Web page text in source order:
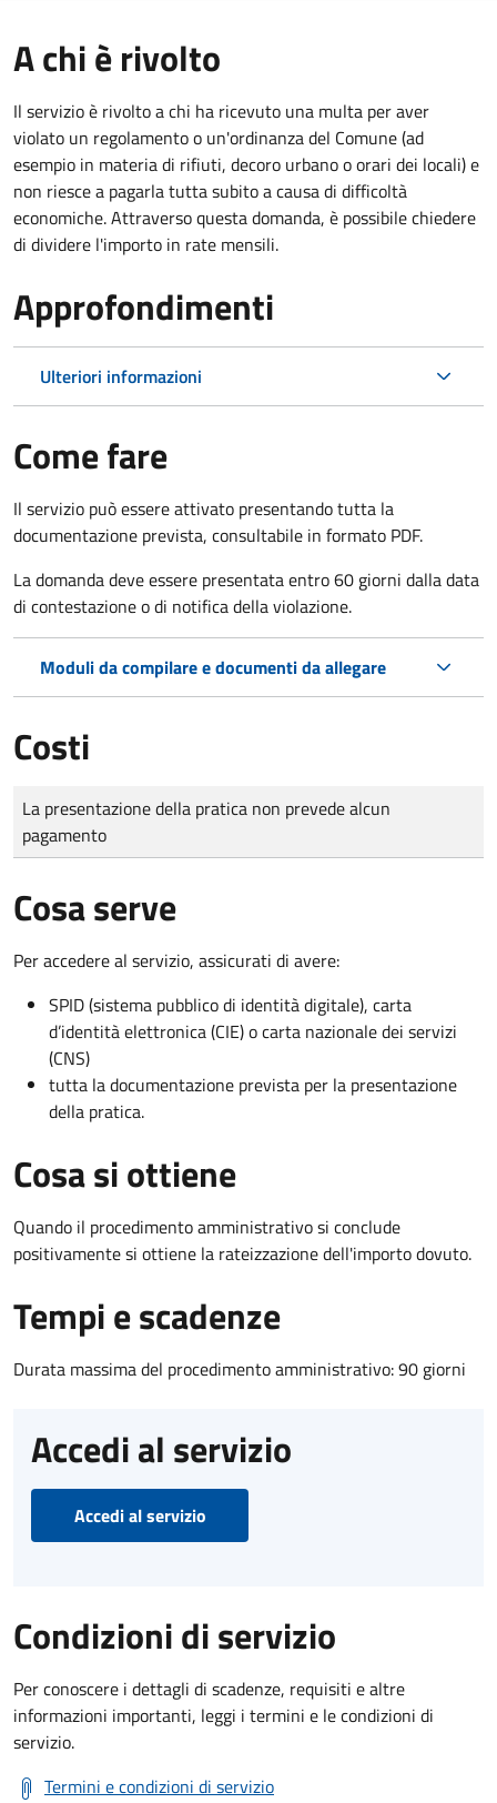
A chi è rivolto
Il servizio è rivolto a chi ha ricevuto una multa per aver
violato un regolamento o un'ordinanza del Comune (ad
esempio in materia di rifiuti, decoro urbano o orari dei locali) e
non riesce a pagarla tutta subito a causa di difficoltà
economiche. Attraverso questa domanda, è possibile chiedere
di dividere l'importo in rate mensili.
Approfondimenti
Ulteriori informazioni
Come fare
Il servizio può essere attivato presentando tutta la
documentazione prevista, consultabile in formato PDF.
La domanda deve essere presentata entro 60 giorni dalla data
di contestazione o di notifica della violazione.
Moduli da compilare e documenti da allegare
Costi
Tipo di pagamento
Importo
La presentazione della pratica non prevede alcun
pagamento
Cosa serve
Per accedere al servizio, assicurati di avere:
SPID (sistema pubblico di identità digitale), carta
d’identità elettronica (CIE) o carta nazionale dei servizi
(CNS)
tutta la documentazione prevista per la presentazione
della pratica.
Cosa si ottiene
Quando il procedimento amministrativo si conclude
positivamente si ottiene la rateizzazione dell'importo dovuto.
Tempi e scadenze
Durata massima del procedimento amministrativo: 90 giorni
Accedi al servizio
Accedi al servizio
Condizioni di servizio
Per conoscere i dettagli di scadenze, requisiti e altre
informazioni importanti, leggi i termini e le condizioni di
servizio.
Termini e condizioni di servizio